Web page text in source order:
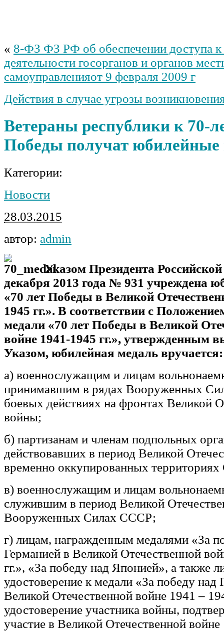
« 8-ФЗ ФЗ РФ об обеспечении доступа
деятельности госорганов и органов
самоуправленияот 9 февраля 2009 г
Действия в случае угрозы
Ветераны республики к 70-
Победы получат юбилейные
Категории:
Новости
28.03.2015
автор: admin
Указом Президента
декабря 2013 года № 931 учреждена
«70 лет Победы в Великой
1945 гг.». В соответствии с
медали «70 лет Победы в Великой
войне 1941-1945 гг.», утвержденным
Указом, юбилейная медаль вручается:
а) военнослужащим и лицам
принимавшим в рядах Вооруженных
боевых действиях на фронтах Великой
войны;
б) партизанам и членам подпольных
действовавших в период Великой
временно оккупированных
в) военнослужащим и лицам
служившим в период Великой
Вооруженных Силах СССР;
г) лицам, награжденным медалями «За
Германией в Великой Отечественной
гг.», «За победу над Японией», а также
удостоверение к медали «За победу над
Великой Отечественной войне 1941 –
удостоверение участника войны,
участие в Великой Отечественной войне